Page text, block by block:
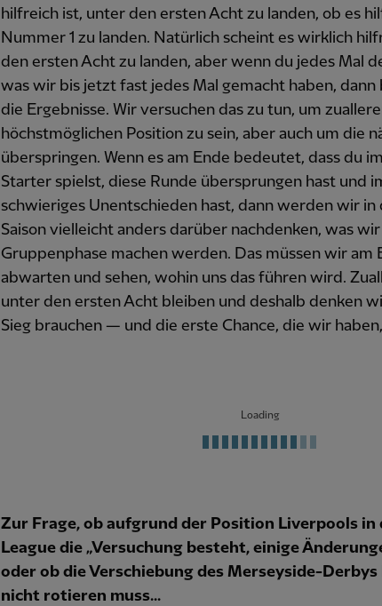
hilfreich ist, unter den ersten Acht zu landen, ob es
Nummer 1 zu landen. Natürlich scheint es wirklich
den ersten Acht zu landen, aber wenn du jedes Mal
was wir bis jetzt fast jedes Mal gemacht haben, dann
die Ergebnisse. Wir versuchen das zu tun, um
höchstmöglichen Position zu sein, aber auch um die
überspringen. Wenn es am Ende bedeutet, dass du
Starter spielst, diese Runde übersprungen hast und
schwieriges Unentschieden hast, dann werden wir in
Saison vielleicht anders darüber nachdenken, was
Gruppenphase machen werden. Das müssen wir am
abwarten und sehen, wohin uns das führen wird.
unter den ersten Acht bleiben und deshalb denken
Sieg brauchen — und die erste Chance, die wir
Loading
Zur Frage, ob aufgrund der Position Liverpools in
League die „Versuchung besteht, einige
oder ob die Verschiebung des Merseyside-
nicht rotieren muss...